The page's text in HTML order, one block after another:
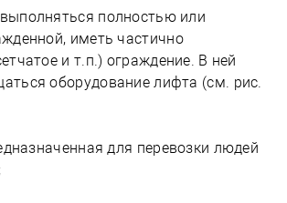
полностью или
иметь частично
и т.п.) ограждение. В ней
оборудование лифта (см. рис.
для перевозки людей